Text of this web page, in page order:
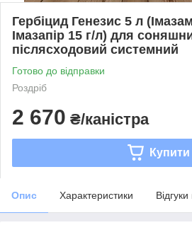
Гербіцид Генезис 5 л
Імазапір 15 г/л) для
післясходовий системний
Готово до відправки
Роздріб
2 670 ₴/каністра
Купити
Опис Характеристики